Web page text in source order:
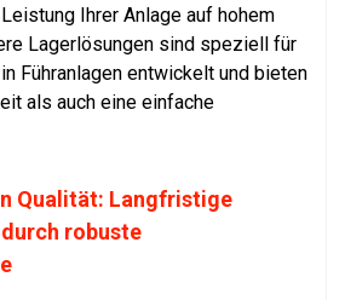
Ihrer Anlage auf hohem
Lagerlösungen sind speziell für
Führanlagen entwickelt und bieten
als auch eine einfache
Qualität: Langfristige
robuste